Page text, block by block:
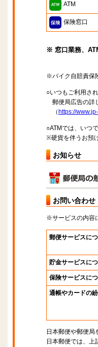
ATM
保険窓口
※ 窓口業務、
※バイク自賠責保
○いつもご利用さ
郵便局広告の詳
（ https://
○ATMでは、いつ
※硬貨を伴うお預
お知らせ
お問い合わせ
※サービスの内容
郵便サービスに
貯金サービスに
保険サービスに
通帳やカードの
日本郵便や郵便局
日本郵便では、上